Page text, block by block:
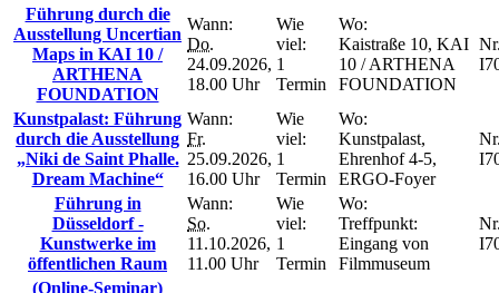
Führung durch die
Ausstellung Uncertian
Maps in KAI 10 /
ARTHENA
FOUNDATION
Wann:
Do.
24.09.2026,
18.00 Uhr
Wie
viel:
1
Termin
Wo:
Kaistraße 10, KAI
10 / ARTHENA
FOUNDATION
Kunstpalast: Führung
durch die Ausstellung
„Niki de Saint Phalle.
Dream Machine“
Wann:
Fr.
25.09.2026,
16.00 Uhr
Wie
viel:
1
Termin
Wo:
Kunstpalast,
Ehrenhof 4-5,
ERGO-Foyer
Führung in
Düsseldorf -
Kunstwerke im
öffentlichen Raum
Wann:
So.
11.10.2026,
11.00 Uhr
Wie
viel:
1
Termin
Wo:
Treffpunkt:
Eingang von
Filmmuseum
(Online-Seminar)